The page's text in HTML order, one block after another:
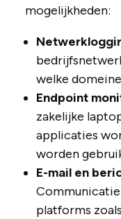
mogelijkheden:
welke
Endpoint
zakelijke
applicaties
worden
E-mail en
platforms